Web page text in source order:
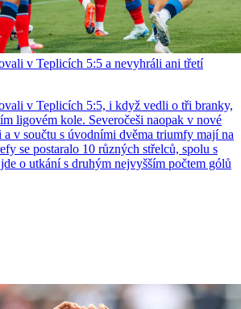
v Teplicích 5:5 a nevyhráli ani třetí
v Teplicích 5:5, i když vedli o tři branky,
ligovém kole. Severočeši naopak v nové
a v součtu s úvodními dvěma triumfy mají na
se postaralo 10 různých střelců, spolu s
o utkání s druhým nejvyšším počtem gólů